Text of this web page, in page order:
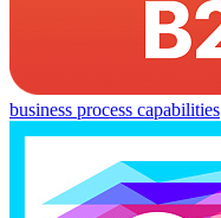
business process capabilities